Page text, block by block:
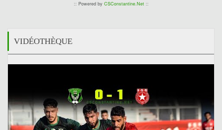
:: Powered by CSConstantine.Net::
VIDÉOTHÈQUE